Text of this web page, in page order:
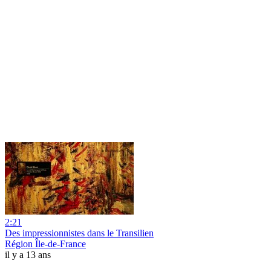
2:21
Des impressionnistes dans le Transilien
Région Île-de-France
il y a 13 ans